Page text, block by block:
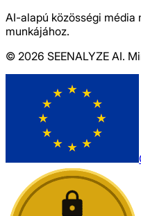
AI-alapú közösségi
munkájához.
© 2026 SEENALYZE AI.